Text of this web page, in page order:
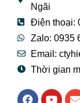
Ngãi
Điện thoại:
Zalo: 0935
Email:
Thời gian
F
Y